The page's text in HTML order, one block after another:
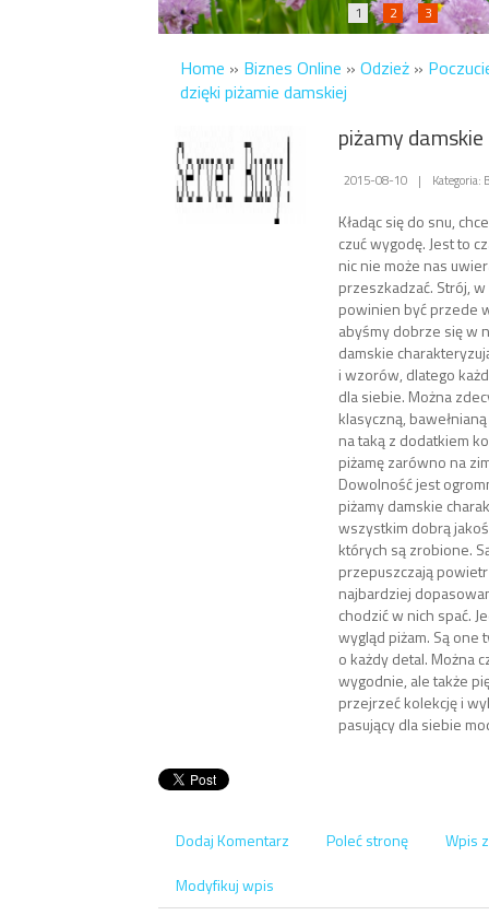
1 2 3
Home » Biznes Online » Odzież »
dzięki piżamie damskiej
piżamy damskie
2015-08-10 | Kategoria:
Kładąc się do snu,
czuć wygodę. Jest to
nic nie może nas
przeszkadzać. Strój,
powinien być przede
abyśmy dobrze się w
damskie
i wzorów, dlatego
dla siebie. Można
klasyczną,
na taką z dodatkiem
piżamę zarówno na
Dowolność jest
piżamy damskie
wszystkim dobrą
których są zrobione.
przepuszczają
najbardziej
chodzić w nich spać.
wygląd piżam. Są one
o każdy detal. Można
wygodnie, ale także
przejrzeć kolekcję i
pasujący dla siebie
Dodaj Komentarz Poleć stronę
Wpis
Modyfikuj wpis